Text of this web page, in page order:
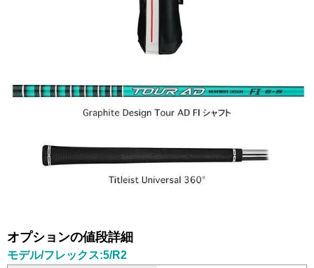
オプションの値段詳細
モデル/フレックス:5/R2